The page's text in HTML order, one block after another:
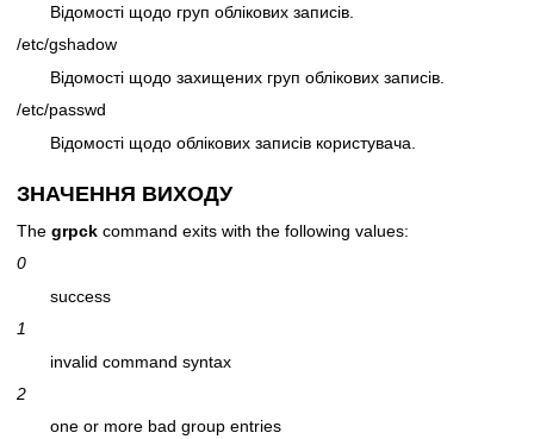
Відомості щодо груп облікових записів.
/etc/gshadow
Відомості щодо захищених груп облікових записів.
/etc/passwd
Відомості щодо облікових записів користувача.
ЗНАЧЕННЯ ВИХОДУ
The grpck command exits with the following values:
0
success
1
invalid command syntax
2
one or more bad group entries